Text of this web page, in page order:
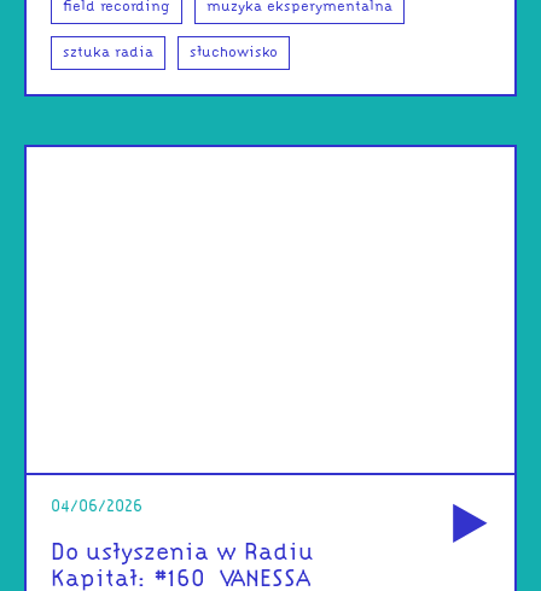
field recording muzyka eksperymentalna
sztuka radia słuchowisko
04/06/2026
Do usłyszenia w Radiu
Kapitał: #160 | VANESSA